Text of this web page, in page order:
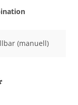
(manuell)